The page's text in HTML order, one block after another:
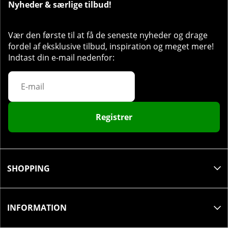
Nyheder & særlige tilbud!
Vær den første til at få de seneste nyheder og drage
fordel af eksklusive tilbud, inspiration og meget mere!
Indtast din e-mail nedenfor:
Registrer
SHOPPING
INFORMATION